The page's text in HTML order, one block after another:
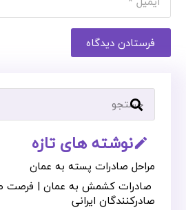
فرستادن دیدگاه
mode_edit_outlineنوشته های تازه
مراحل صادرات پسته به عمان
صادرات کشمش به عمان | فرصت
صادرکنندگان ایرانی